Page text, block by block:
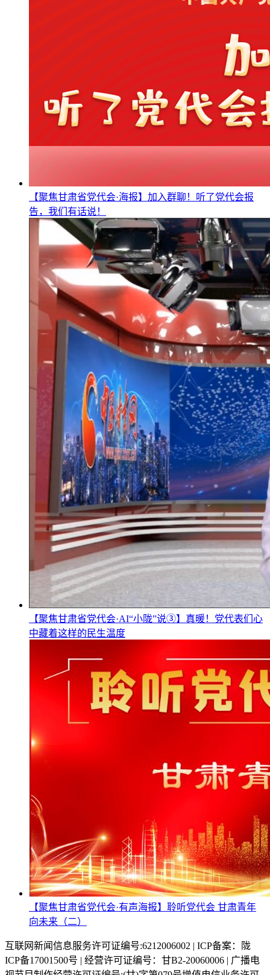
【聚焦甘肃省党代会·海报】加入群聊！听了党代会报
告，我们有话说！
【聚焦甘肃省党代会·AI“小陇”说③】真暖！党代表们心
中藏着这样的民生温度
【聚焦甘肃省党代会·有声海报】聆听党代会 甘肃青年
向未来（二）
互联网新闻信息服务许可证编号:6212006002 | ICP备案：陇
ICP备17001500号 | 经营许可证编号：甘B2-20060006 | 广播电